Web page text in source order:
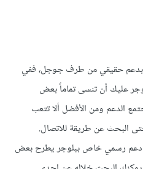
بدعم حقيقي من طرف جوجل، ففي
عليك أن تنسى تماماً بعض
الدعم ومن الأفضل ألا تتعب
البحث عن طريقة للاتصال.
دعم رسمي خاص ببلوجر يطرح بعض